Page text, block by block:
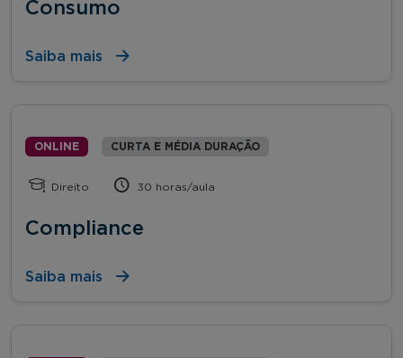
Consumo
Saiba mais
ONLINE CURTA E MÉDIA DURAÇÃO
Direito 30 horas/aula
Compliance
Saiba mais